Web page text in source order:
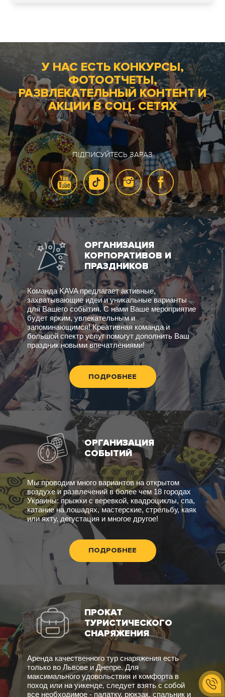
У НАС ЕСТЬ КОНКУРСЫ,
ФОТООТЧЕТЫ,
РАЗВЛЕКАТЕЛЬНЫЙ КОНТЕНТ И
АКЦИИ В СОЦ. СЕТЯХ
ПІДПИСУЙТЕСЬ ЗАРАЗ
ОРГАНИЗАЦИЯ
КОРПОРАТИВОВ И
ПРАЗДНИКОВ
Команда KAVA предлагает активные,
захватывающие идеи и уникальные варианты
для Вашего события. С нами Ваше мероприятие
будет ярким, увлекательным и
запоминающимся! Креативная команда и
большой спектр услуг помогут дополнить Ваш
праздник новыми впечатлениями!
ПОДРОБНЕЕ
ОРГАНИЗАЦИЯ
СОБЫТИЙ
Мы проводим много вариантов на открытом
воздухе и развлечений в более чем 18 городах
Украины: прыжки с веревкой, квадроциклы, спа,
катание на лошадях, мастерские, стрельбу, каяк
или яхту, дегустация и многое другое!
ПОДРОБНЕЕ
ПРОКАТ
ТУРИСТИЧЕСКОГО
СНАРЯЖЕНИЯ
Аренда качественного тур снаряжения есть
только во Львове и Днепре. Для
максимального удовольствия и комфорта в
поход или на уикенде, следует взять с собой
все необходимое - палатку, рюкзак, спальник и